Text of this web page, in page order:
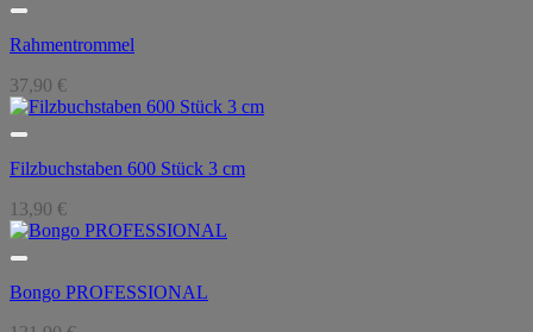
Rahmentrommel
37,90 €
Filzbuchstaben 600 Stück 3 cm
13,90 €
Bongo PROFESSIONAL